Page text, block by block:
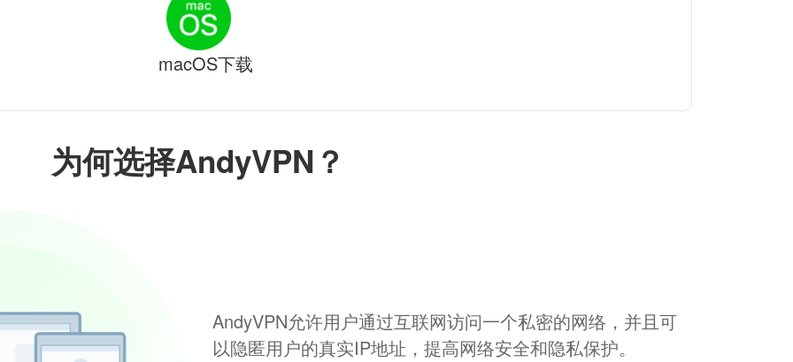
为何选择AndyVPN？
AndyVPN允许用户通过互联网访问一个私密的网络，并且可
以隐匿用户的真实IP地址，提高网络安全和隐私保护。
macOS下载